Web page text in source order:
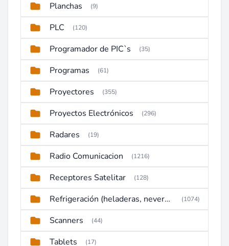
Planchas (9)
PLC (120)
Programador de PIC`s (35)
Programas (61)
Proyectores (355)
Proyectos Electrónicos (296)
Radares (19)
Radio Comunicacion (1216)
Receptores Satelitar (128)
Refrigeración (heladeras, neveras, congeladores) (1074)
Scanners (44)
Tablets (17)